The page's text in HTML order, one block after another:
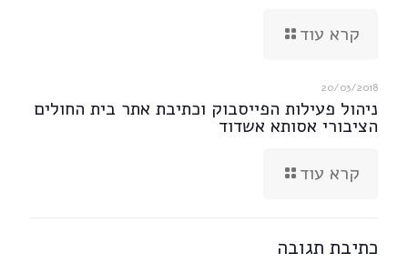
קרא עוד
20/03/2018
ניהול פעילות הפייסבוק וכתיבת אתר בית החולים
הציבורי אסותא אשדוד
קרא עוד
כתיבת תגובה